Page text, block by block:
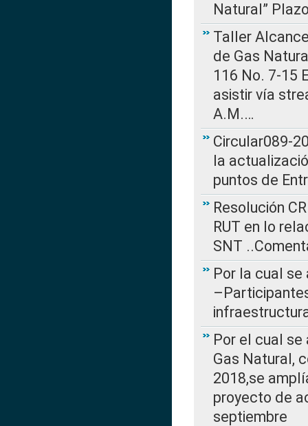
Natural”
Taller
de Gas
116 No. 7-15
asistir vía
A.M.…
Circular089-
la
puntos de
Resolución
RUT en lo
SNT
Por la cual se
Por el cual
Gas Natural,
2018,se
proyecto de
septiembre